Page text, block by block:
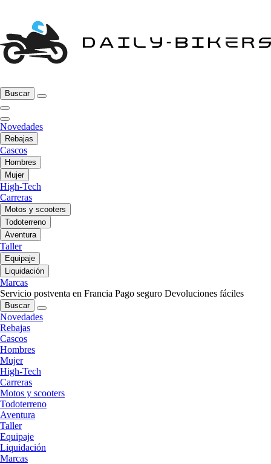
Buscar
Novedades
Rebajas
Cascos
Hombres
Mujer
High-Tech
Carreras
Motos y scooters
Todoterreno
Aventura
Taller
Equipaje
Liquidación
Marcas
Servicio postventa en Francia Pago seguro Devoluciones fáciles
Buscar
Novedades
Rebajas
Cascos
Hombres
Mujer
High-Tech
Carreras
Motos y scooters
Todoterreno
Aventura
Taller
Equipaje
Liquidación
Marcas